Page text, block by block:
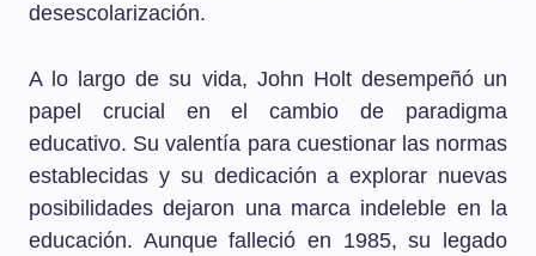
desescolarización.
A lo largo de su vida, John Holt desempeñó un
papel crucial en el cambio de paradigma
educativo. Su valentía para cuestionar las normas
establecidas y su dedicación a explorar nuevas
posibilidades dejaron una marca indeleble en la
educación. Aunque falleció en 1985, su legado